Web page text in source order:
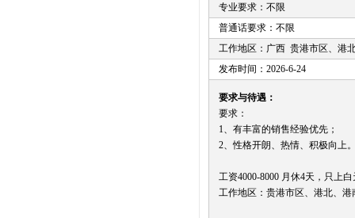
专业要求：不限
普通话要求：不限
工作地区：广西 贵港市区、港
发布时间：2026-6-24
要求与待遇：
要求：
1、有丰富的销售经验优先；
2、性格开朗、热情、积极向上
工资4000-8000 月休4天，只上
工作地区：贵港市区、港北、港